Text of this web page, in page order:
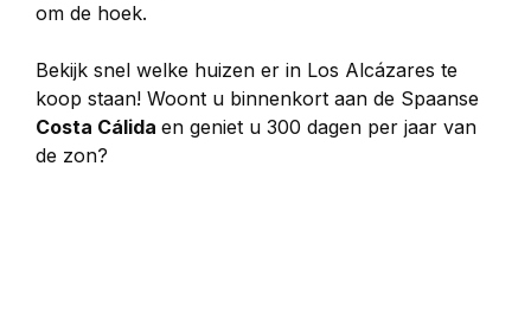
om de hoek.
Bekijk snel welke huizen er in Los Alcázares te
koop staan! Woont u binnenkort aan de Spaanse
Costa Cálida en geniet u 300 dagen per jaar van
de zon?